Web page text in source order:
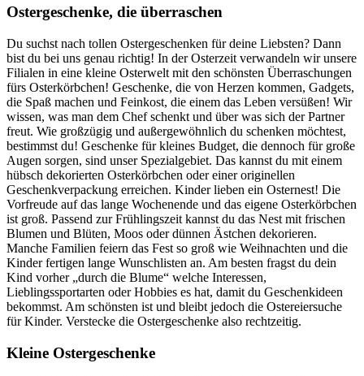
Ostergeschenke, die überraschen
Du suchst nach tollen Ostergeschenken für deine Liebsten? Dann
bist du bei uns genau richtig! In der Osterzeit verwandeln wir unsere
Filialen in eine kleine Osterwelt mit den schönsten Überraschungen
fürs Osterkörbchen! Geschenke, die von Herzen kommen, Gadgets,
die Spaß machen und Feinkost, die einem das Leben versüßen! Wir
wissen, was man dem Chef schenkt und über was sich der Partner
freut. Wie großzügig und außergewöhnlich du schenken möchtest,
bestimmst du! Geschenke für kleines Budget, die dennoch für große
Augen sorgen, sind unser Spezialgebiet. Das kannst du mit einem
hübsch dekorierten Osterkörbchen oder einer originellen
Geschenkverpackung erreichen. Kinder lieben ein Osternest! Die
Vorfreude auf das lange Wochenende und das eigene Osterkörbchen
ist groß. Passend zur Frühlingszeit kannst du das Nest mit frischen
Blumen und Blüten, Moos oder dünnen Ästchen dekorieren.
Manche Familien feiern das Fest so groß wie Weihnachten und die
Kinder fertigen lange Wunschlisten an. Am besten fragst du dein
Kind vorher „durch die Blume“ welche Interessen,
Lieblingssportarten oder Hobbies es hat, damit du Geschenkideen
bekommst. Am schönsten ist und bleibt jedoch die Ostereiersuche
für Kinder. Verstecke die Ostergeschenke also rechtzeitig.
Kleine Ostergeschenke